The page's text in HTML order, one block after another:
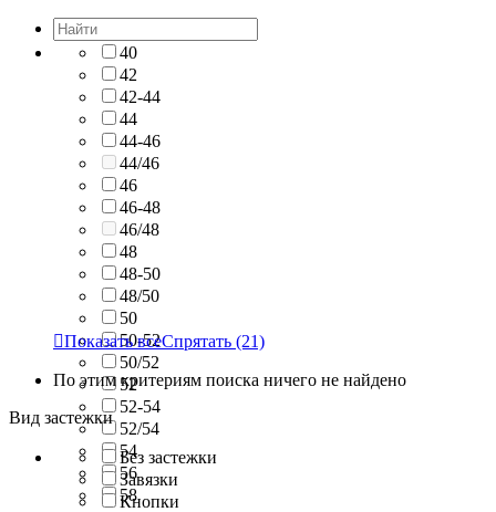
40
42
42-44
44
44-46
44/46
46
46-48
46/48
48
48-50
48/50
50
50-52
50/52
52
52-54
52/54
54
56
58
Показать всеСпрятать (21)
По этим критериям поиска ничего не найдено
Вид застежки
Без застежки
Завязки
Кнопки